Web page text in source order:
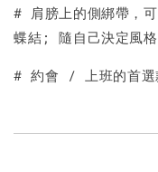
# 肩膀上的側綁帶，
蝶結; 隨自己決定風格
# 約會 / 上班的首選